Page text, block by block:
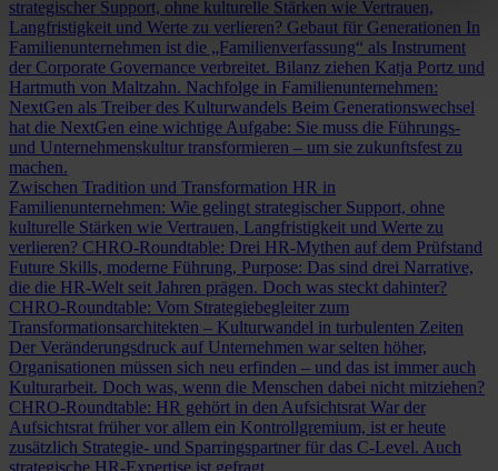
strategischer Support, ohne kulturelle Stärken wie Vertrauen,
Langfristigkeit und Werte zu verlieren? Gebaut für Generationen In
Familienunternehmen ist die „Familienverfassung“ als Instrument
der Corporate Governance verbreitet. Bilanz ziehen Katja Portz und
Hartmuth von Maltzahn. Nachfolge in Familienunternehmen:
NextGen als Treiber des Kulturwandels Beim Generationswechsel
hat die NextGen eine wichtige Aufgabe: Sie muss die Führungs-
und Unternehmenskultur transformieren – um sie zukunftsfest zu
machen.
Zwischen Tradition und Transformation HR in
Familienunternehmen: Wie gelingt strategischer Support, ohne
kulturelle Stärken wie Vertrauen, Langfristigkeit und Werte zu
verlieren? CHRO-Roundtable: Drei HR-Mythen auf dem Prüfstand
Future Skills, moderne Führung, Purpose: Das sind drei Narrative,
die die HR-Welt seit Jahren prägen. Doch was steckt dahinter?
CHRO-Roundtable: Vom Strategiebegleiter zum
Transformationsarchitekten – Kulturwandel in turbulenten Zeiten
Der Veränderungsdruck auf Unternehmen war selten höher,
Organisationen müssen sich neu erfinden – und das ist immer auch
Kulturarbeit. Doch was, wenn die Menschen dabei nicht mitziehen?
CHRO-Roundtable: HR gehört in den Aufsichtsrat War der
Aufsichtsrat früher vor allem ein Kontrollgremium, ist er heute
zusätzlich Strategie- und Sparringspartner für das C-Level. Auch
strategische HR-Expertise ist gefragt.